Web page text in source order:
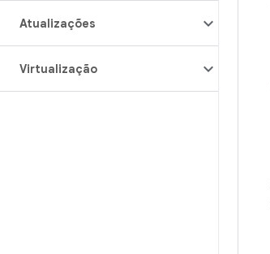
Atualizações
Virtualização